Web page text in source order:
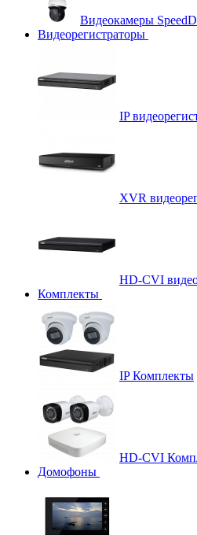
Видеокамеры
Видеорегистраторы
IP
XVR
HD-CVI
Комплекты
IP Комплекты
HD-CVI
Домофоны